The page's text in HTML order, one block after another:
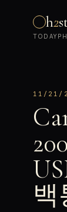
h2
TODAY
11/21/
백